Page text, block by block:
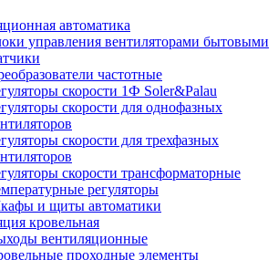
автоматика
управления вентиляторами бытовыми
частотные
скорости 1Ф Soler&Palau
скорости для однофазных
скорости для трехфазных
скорости трансформаторные
регуляторы
и щиты автоматики
кровельная
вентиляционные
проходные элементы